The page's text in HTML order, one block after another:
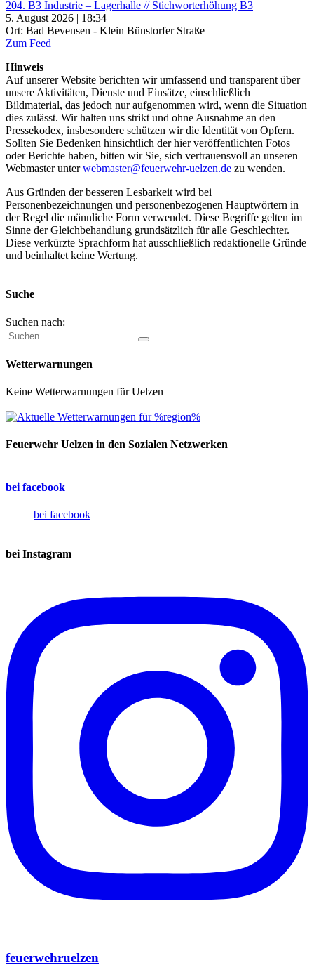
204. B3 Industrie – Lagerhalle // Stichworterhöhung B3
5. August 2026 | 18:34
Ort: Bad Bevensen - Klein Bünstorfer Straße
Zum Feed
Hinweis
Auf unserer Website berichten wir umfassend und transparent über
unsere Aktivitäten, Dienste und Einsätze, einschließlich
Bildmaterial, das jedoch nur aufgenommen wird, wenn die Situation
dies zulässt. Wir halten uns strikt und ohne Ausnahme an den
Pressekodex, insbesondere schützen wir die Identität von Opfern.
Sollten Sie Bedenken hinsichtlich der hier veröffentlichten Fotos
oder Berichte haben, bitten wir Sie, sich vertrauensvoll an unseren
Webmaster unterwebmaster@feuerwehr-uelzen.de zu wenden.
Aus Gründen der besseren Lesbarkeit wird bei
Personenbezeichnungen und personenbezogenen Hauptwörtern in
der Regel die männliche Form verwendet. Diese Begriffe gelten im
Sinne der Gleichbehandlung grundsätzlich für alle Geschlechter.
Diese verkürzte Sprachform hat ausschließlich redaktionelle Gründe
und beinhaltet keine Wertung.
Suche
Suchen nach:
Wetterwarnungen
Keine Wetterwarnungen für Uelzen
Feuerwehr Uelzen in den Sozialen Netzwerken
bei facebook
bei facebook
bei Instagram
feuerwehruelzen